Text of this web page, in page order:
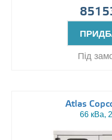
Під
Atlas
66 кВа,